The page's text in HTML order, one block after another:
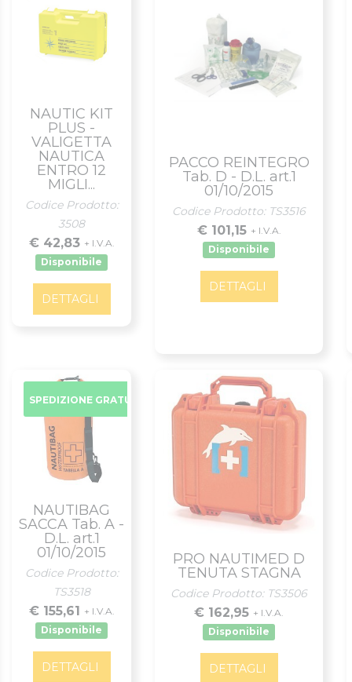
NAUTIC KIT
PLUS -
VALIGETTA
NAUTICA
ENTRO 12
MIGLI...
Codice Prodotto:
3508
€ 42,83 + I.V.A.
Disponibile
DETTAGLI
PACCO REINTEGRO
Tab. D - D.L. art.1
01/10/2015
Codice Prodotto: TS3516
€ 101,15 + I.V.A.
Disponibile
DETTAGLI
SPEDIZIONE GRATUITA
NAUTIBAG
SACCA Tab. A -
D.L. art.1
01/10/2015
Codice Prodotto:
TS3518
€ 155,61 + I.V.A.
Disponibile
DETTAGLI
PRO NAUTIMED D
TENUTA STAGNA
Codice Prodotto: TS3506
€ 162,95 + I.V.A.
Disponibile
DETTAGLI